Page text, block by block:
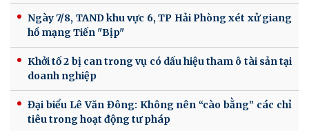
Ngày 7/8, TAND khu vực 6, TP Hải Phòng xét xử giang
hồ mạng Tiến "Bịp"
Khởi tố 2 bị can trong vụ có dấu hiệu tham ô tài sản tại
doanh nghiệp
Đại biểu Lê Văn Đông: Không nên “cào bằng” các chỉ
tiêu trong hoạt động tư pháp